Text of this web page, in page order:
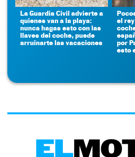
La Guardia Civil advierte a
quienes van a la playa:
nunca hagas esto con las
llaves del coche, puede
arruinarte las vacaciones
el
por
esto